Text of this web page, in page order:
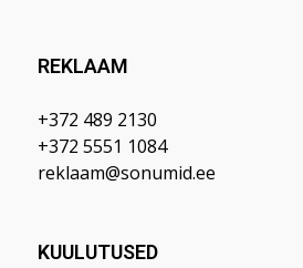
REKLAAM
+372 489 2130
+372 5551 1084
reklaam@sonumid.ee
KUULUTUSED